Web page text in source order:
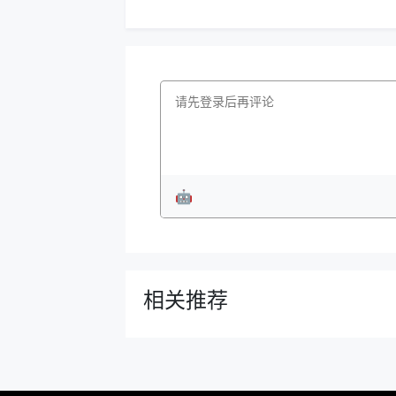
🤖
相关推荐